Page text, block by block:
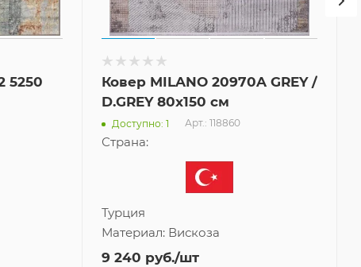
5250
Ковер MILANO 20970A GREY /
D.GREY 80x150 см
Доступно: 1 Арт.: 118860
Страна:
Турция
Материал: Вискоза
9 240 руб./шт